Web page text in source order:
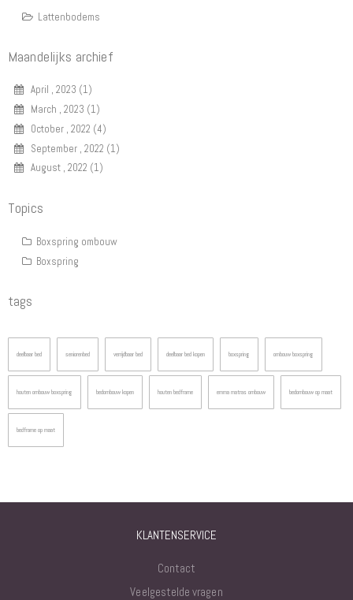
Lattenbodems
Maandelijks archief
April , 2023 (1)
March , 2023 (1)
October , 2022 (4)
September , 2022 (1)
August , 2022 (1)
Topics
Boxspring ombouw
Boxspring
tags
deelbaar bed seniorenbed verrijdbaar bed deelbaar bed kopen boxspring ombouw boxspring
houten ombouw boxspring bedombouw kopen houten bedframe emma matras ombouw bedombouw op maat
bedframe op maat
KLANTENSERVICE
Contact
Veelgestelde vragen